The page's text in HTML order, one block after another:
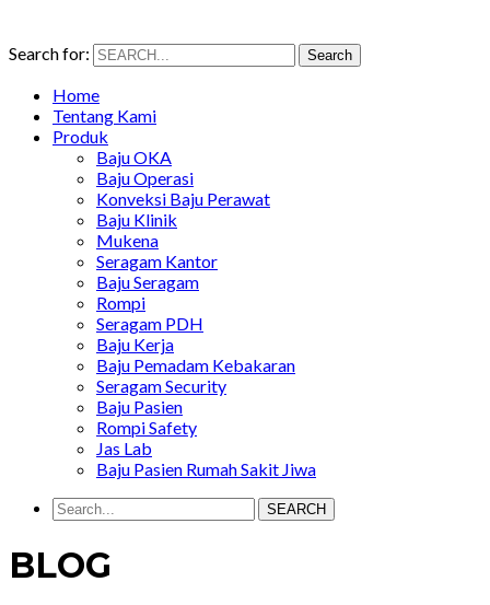
Search for: Search
Home
Tentang Kami
Produk
Baju OKA
Baju Operasi
Konveksi Baju Perawat
Baju Klinik
Mukena
Seragam Kantor
Baju Seragam
Rompi
Seragam PDH
Baju Kerja
Baju Pemadam Kebakaran
Seragam Security
Baju Pasien
Rompi Safety
Jas Lab
Baju Pasien Rumah Sakit Jiwa
SEARCH
BLOG